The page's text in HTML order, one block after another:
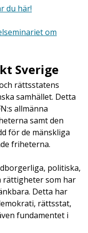
du här!
om
Sverige
rättsstatens
samhället. Detta
allmänna
samt den
för de mänskliga
friheterna.
politiska,
rättigheter som har
Detta har
rättsstat,
fundamentet i